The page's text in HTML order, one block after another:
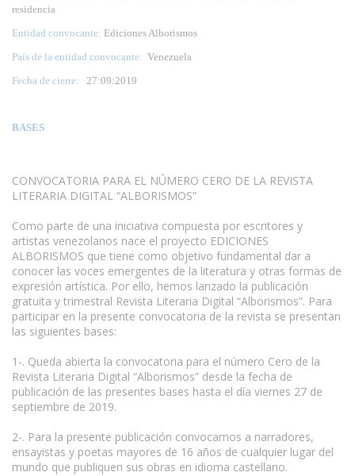
residencia
Entidad convocante: Ediciones Alborismos
País de la entidad convocante: Venezuela
Fecha de cierre: 27:09:2019
BASES
CONVOCATORIA PARA EL NÚMERO CERO DE LA REVISTA
LITERARIA DIGITAL “ALBORISMOS”
Como parte de una iniciativa compuesta por escritores y
artistas venezolanos nace el proyecto EDICIONES
ALBORISMOS que tiene como objetivo fundamental dar a
conocer las voces emergentes de la literatura y otras formas de
expresión artística. Por ello, hemos lanzado la publicación
gratuita y trimestral Revista Literaria Digital “Alborismos”. Para
participar en la presente convocatoria de la revista se presentan
las siguientes bases:
1-. Queda abierta la convocatoria para el número Cero de la
Revista Literaria Digital “Alborismos” desde la fecha de
publicación de las presentes bases hasta el día viernes 27 de
septiembre de 2019.
2-. Para la presente publicación convocamos a narradores,
ensayistas y poetas mayores de 16 años de cualquier lugar del
mundo que publiquen sus obras en idioma castellano.